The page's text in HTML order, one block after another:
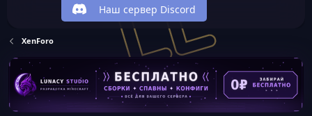
Наш сервер Discord
XenForo